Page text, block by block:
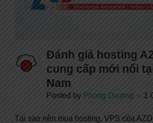
Đánh giá hosting
cung cấp mới nổi
Nam
Posted by Phong Dương 1
Tại sao nên mua hosting, VPS của